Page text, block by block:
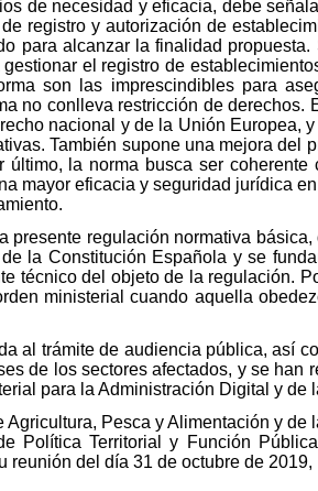
de necesidad y eficacia, debe
registro y autorización de
para alcanzar la finalidad
el registro de
son las imprescindibles para
no conlleva restricción de
nacional y de la Unión Europea,
También supone una mejora del
último, la norma busca ser
mayor eficacia y seguridad jurídica
presente regulación normativa
la Constitución Española y se
técnico del objeto de la regulación.
ministerial cuando aquella
al trámite de audiencia pública, así
de los sectores afectados, y se
para la Administración Digital y de
Agricultura, Pesca y Alimentación y
Política Territorial y Función
reunión del día 31 de octubre de 2019,